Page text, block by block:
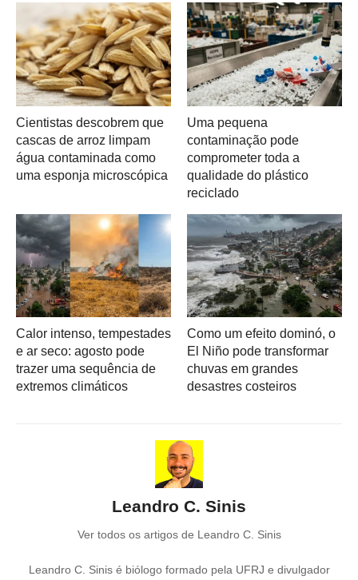
Cientistas descobrem que
cascas de arroz limpam
água contaminada como
uma esponja microscópica
Uma pequena
contaminação pode
comprometer toda a
qualidade do plástico
reciclado
Calor intenso, tempestades
e ar seco: agosto pode
trazer uma sequência de
extremos climáticos
Como um efeito dominó, o
El Niño pode transformar
chuvas em grandes
desastres costeiros
Leandro C. Sinis
Ver todos os artigos de Leandro C. Sinis
Leandro C. Sinis é biólogo formado pela UFRJ e divulgador